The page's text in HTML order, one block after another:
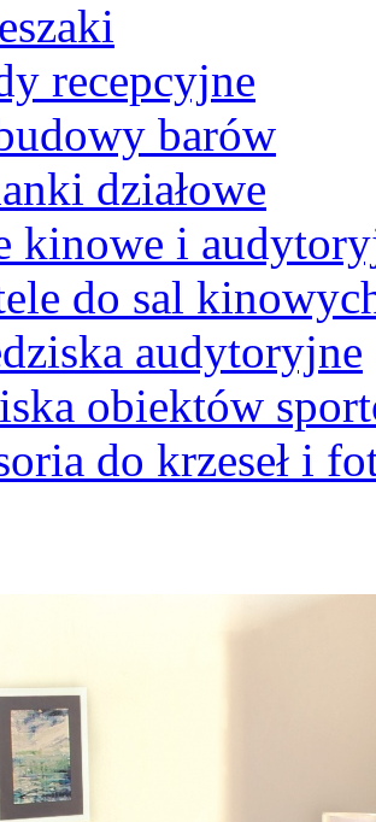
recepcyjne
barów
działowe
kinowe i
do sal
audytoryjne
obiektów
do krzeseł i